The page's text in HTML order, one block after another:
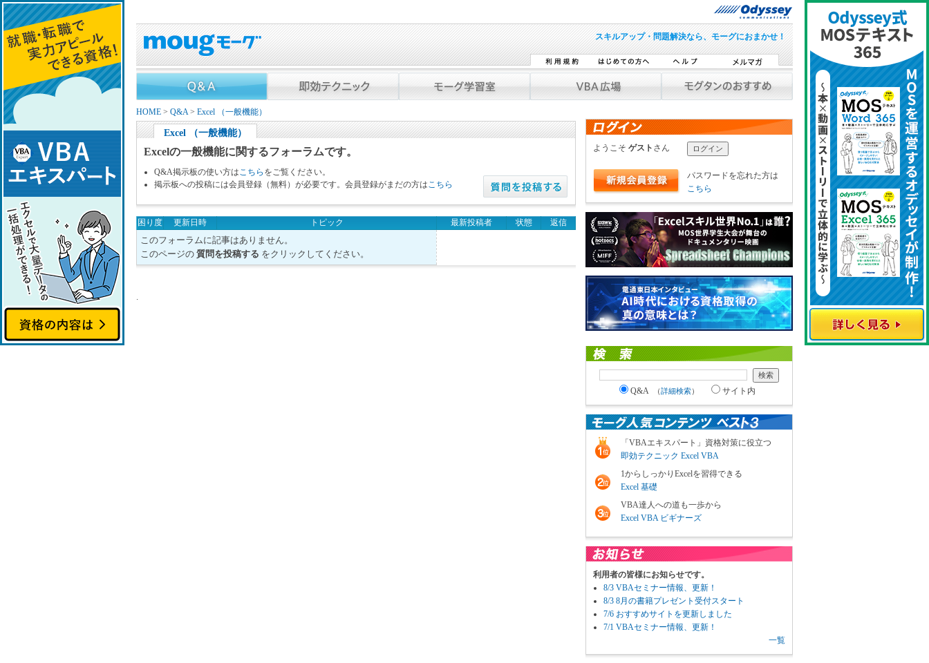
スキルアップ・問題解決なら、モーグにおまかせ！
HOME > Q&A> Excel （一般機能）
Excel （一般機能）
Excelの一般機能に関するフォーラムです。
Q&A掲示板の使い方は こちら をご覧ください。
掲示板への投稿には会員登録（無料）が必要です。会員登録がまだの方は こちら
困り度 更新日時 トピック 最新投稿者 状態 返信
このフォーラムに記事はありません。
このページの 質問を投稿する をクリックしてください。
ようこそ ゲスト さん
パスワードを忘れた方は
こちら
Q&A （詳細検索） サイト内
「VBAエキスパート」資格対策に役立つ
即効テクニック Excel VBA
1からしっかりExcelを習得できる
Excel 基礎
VBA達人への道も一歩から
Excel VBA ビギナーズ
利用者の皆様にお知らせです。
8/3 VBAセミナー情報、更新！
8/3 8月の書籍プレゼント受付スタート
7/6 おすすめサイトを更新しました
7/1 VBAセミナー情報、更新！
一覧